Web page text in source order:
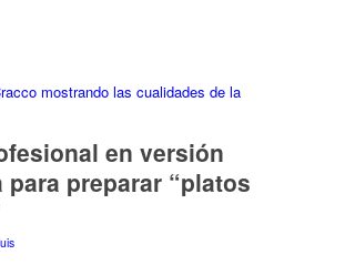
en versión
preparar “platos